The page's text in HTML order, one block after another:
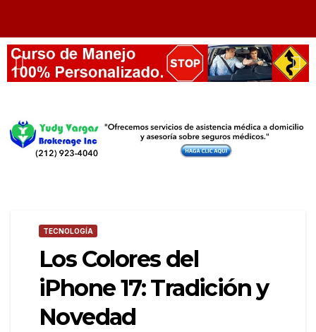
TECNOLOGÍA
Los Colores del
iPhone 17: Tradición y
Novedad